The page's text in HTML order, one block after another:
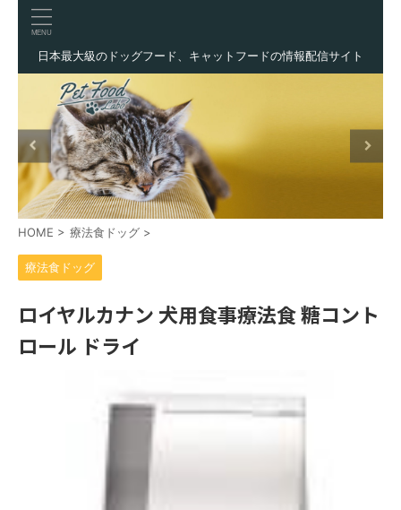
日本最大級のドッグフード、キャットフードの情報配信サイト
HOME > 療法食ドッグ >
療法食ドッグ
ロイヤルカナン 犬用食事療法食 糖コント
ロール ドライ